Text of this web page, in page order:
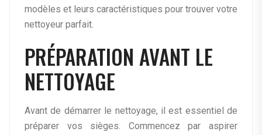
modèles et leurs caractéristiques pour trouver votre
nettoyeur parfait.
PRÉPARATION AVANT LE
NETTOYAGE
Avant de démarrer le nettoyage, il est essentiel de
préparer vos sièges. Commencez par aspirer